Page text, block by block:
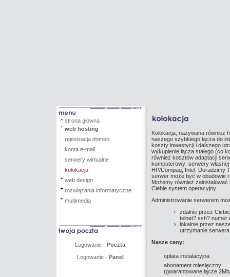
strona główna
web hosting
rejestracja domen
konta e-mail
serwery wirtualne
kolokacja
web design
rozwiązania informatyczne
multimedia
Logowanie - Poczta
Logowanie - Panel
Kolokacja, nazywana również
naszego szybkiego łącza do
koszty inwestycji i dalszego
wykupienie łącza stałego (co
również kosztów adaptacji
komputerowy: serwery
HP/Compaq, Intel. Doradzimy
serwer może być w obudowie
Możemy również
Ciebie system operacyjny.
Administrowanie serwerem
zdalnie przez
telnet? ssh? numer
lokalnie przez
utrzymanie serwera
Nasze ceny:
opłata instalacyjna
abonament miesięczny
(gwarantowane łącze